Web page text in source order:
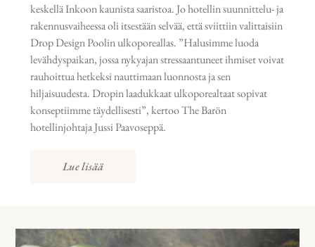
keskellä Inkoon kaunista saaristoa. Jo hotellin suunnittelu- ja
rakennusvaiheessa oli itsestään selvää, että sviittiin valittaisiin
Drop Design Poolin ulkoporeallas. ”Halusimme luoda
levähdyspaikan, jossa nykyajan stressaantuneet ihmiset voivat
rauhoittua hetkeksi nauttimaan luonnosta ja sen
hiljaisuudesta. Dropin laadukkaat ulkoporealtaat sopivat
konseptiimme täydellisesti”, kertoo The Barön
hotellinjohtaja Jussi Paavoseppä.
Lue lisää